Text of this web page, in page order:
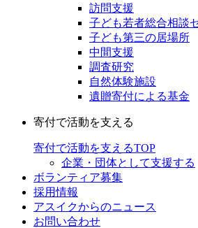
訪問支援
子ども若者総合相談
子ども第三の居場所
中間支援
調査研究
自然体験施設
遺贈寄付による基金
寄付で活動を支える
寄付で活動を支えるTOP
企業・団体として支援する
ボランティア募集
採用情報
アスイクからのニュース
お問い合わせ